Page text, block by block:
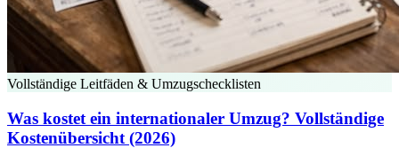
Vollständige Leitfäden & Umzugschecklisten
Was kostet ein internationaler Umzug? Vollständige
Kostenübersicht (2026)